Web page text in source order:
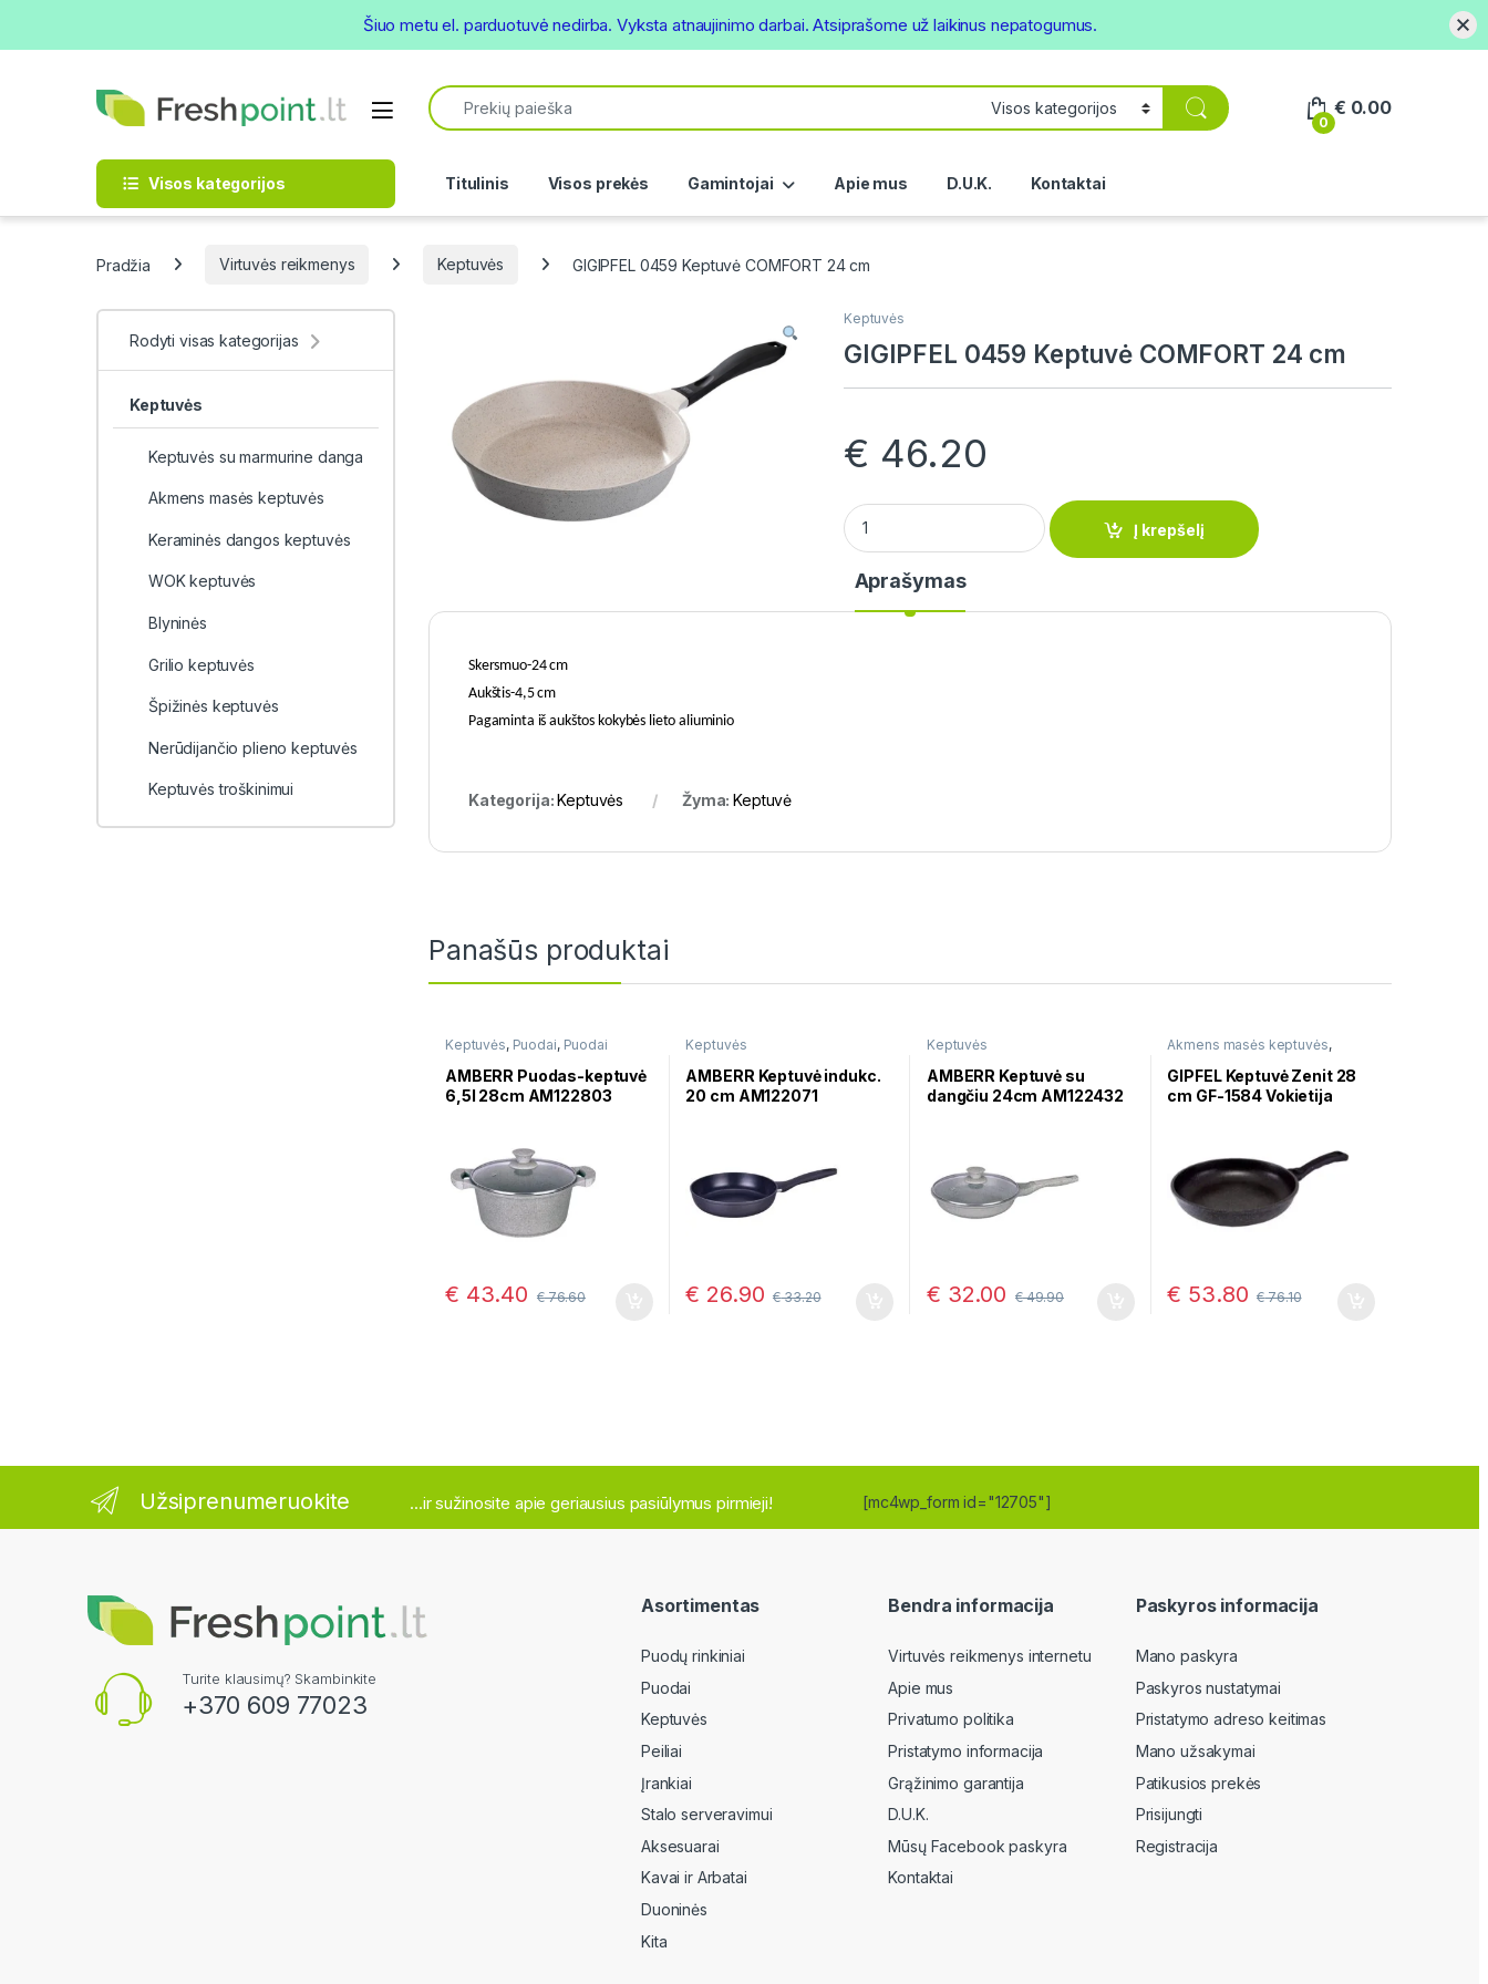
Open
Search for:
0
€ 0.00
Visos kategorijos Titulinis Visos prekės Gamintojai Apie mus D.U.K. Kontaktai
Pradžia Virtuvės reikmenys Keptuvės GIGIPFEL 0459 Keptuvė COMFORT 24 cm
Keptuvės
GIGIPFEL 0459 Keptuvė COMFORT 24 cm
€ 46.20
GIGIPFEL 0459 Keptuvė COMFORT 24 cm quantity
Į krepšelį
Aprašymas
Skersmuo-24 cm
Aukštis-4,5 cm
Pagaminta iš aukštos kokybės lieto aliuminio
Kategorija:Keptuvės Žyma:Keptuvė
Panašūs produktai
Keptuvės, Puodai, Puodai
troškinimui
AMBERR Puodas-keptuvė
6,5l 28cm AM122803
€ 43.40 €76.60
Keptuvės
AMBERR Keptuvė indukc.
20 cm AM122071
€ 26.90 €33.20
Keptuvės
AMBERR Keptuvė su
dangčiu 24cm AM122432
€ 32.00 €49.90
Akmens masės keptuvės,
GIPFEL Keptuvė Zenit 28
cm GF-1584 Vokietija
€ 53.80 €76.10
Rodyti visas kategorijas
Keptuvės
Keptuvės su marmurine danga
Akmens masės keptuvės
Keraminės dangos keptuvės
WOK keptuvės
Blyninės
Grilio keptuvės
Špižinės keptuvės
Nerūdijančio plieno keptuvės
Keptuvės troškinimui
Užsiprenumeruokite ...ir sužinosite apie geriausius pasiūlymus pirmieji! [mc4wp_form id="12705"]
Turite klausimų? Skambinkite
+370 609 77023
Asortimentas
Puodų rinkiniai
Puodai
Keptuvės
Peiliai
Įrankiai
Stalo serveravimui
Aksesuarai
Kavai ir Arbatai
Duoninės
Kita
Bendra informacija
Virtuvės reikmenys internetu
Apie mus
Privatumo politika
Pristatymo informacija
Grąžinimo garantija
D.U.K.
Mūsų Facebook paskyra
Kontaktai
Paskyros informacija
Mano paskyra
Paskyros nustatymai
Pristatymo adreso keitimas
Mano užsakymai
Patikusios prekės
Prisijungti
Registracija
Šiuo metu el. parduotuvė nedirba. Vyksta atnaujinimo darbai. Atsiprašome už laikinus nepatogumus.